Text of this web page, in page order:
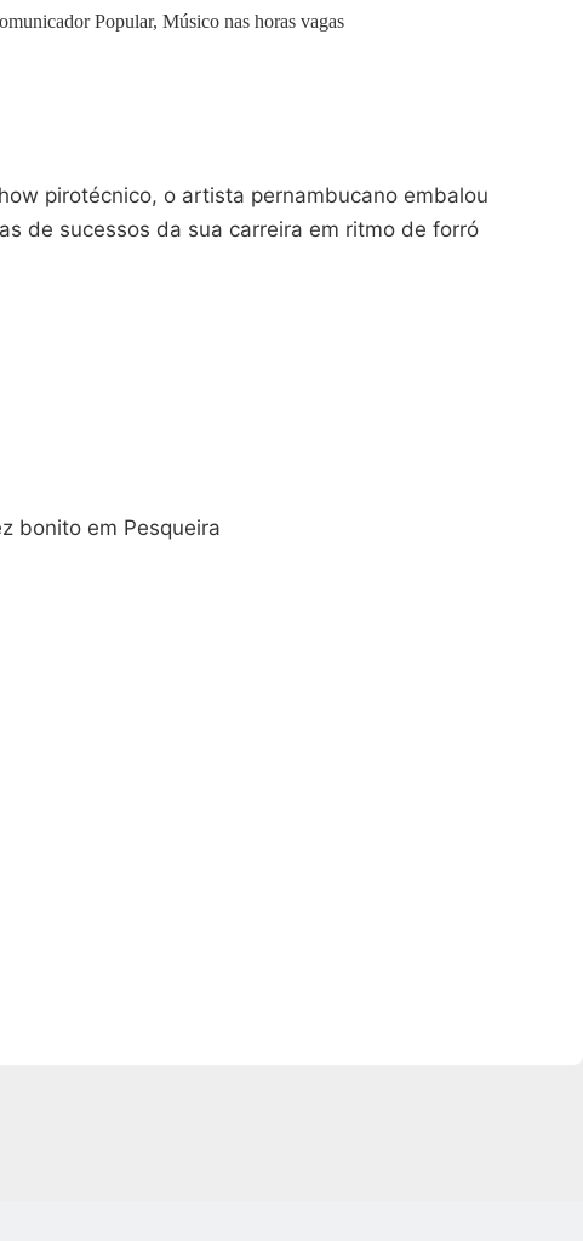
Popular, Músico nas horas vagas
pirotécnico, o artista pernambucano embalou
de sucessos da sua carreira em ritmo de forró
bonito em Pesqueira